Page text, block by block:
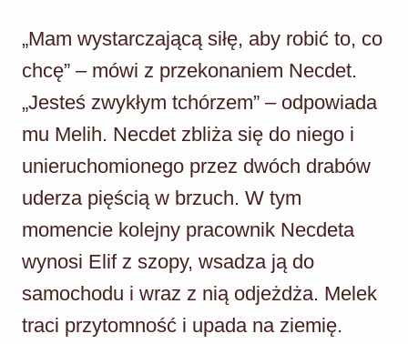
„Mam wystarczającą siłę, aby robić to, co
chcę” – mówi z przekonaniem Necdet.
„Jesteś zwykłym tchórzem” – odpowiada
mu Melih. Necdet zbliża się do niego i
unieruchomionego przez dwóch drabów
uderza pięścią w brzuch. W tym
momencie kolejny pracownik Necdeta
wynosi Elif z szopy, wsadza ją do
samochodu i wraz z nią odjeżdża. Melek
traci przytomność i upada na ziemię.